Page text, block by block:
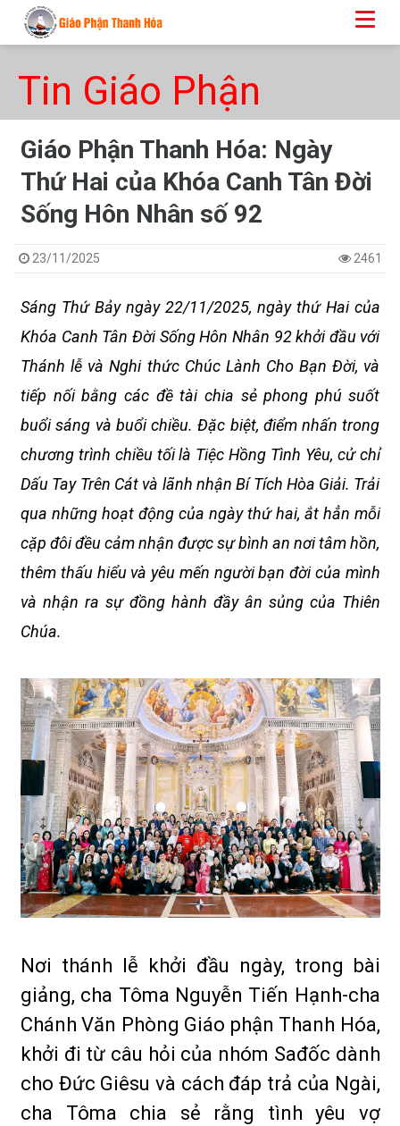
Tin Giáo Phận
Giáo Phận Thanh Hóa: Ngày
Thứ Hai của Khóa Canh Tân Đời
Sống Hôn Nhân số 92
23/11/2025 2461
Sáng Thứ Bảy ngày 22/11/2025, ngày thứ Hai của
Khóa Canh Tân Đời Sống Hôn Nhân 92 khởi đầu với
Thánh lễ và Nghi thức Chúc Lành Cho Bạn Đời, và
tiếp nối bằng các đề tài chia sẻ phong phú suốt
buổi sáng và buổi chiều. Đặc biệt, điểm nhấn trong
chương trình chiều tối là Tiệc Hồng Tình Yêu, cử chỉ
Dấu Tay Trên Cát và lãnh nhận Bí Tích Hòa Giải. Trải
qua những hoạt động của ngày thứ hai, ắt hẳn mỗi
cặp đôi đều cảm nhận được sự bình an nơi tâm hồn,
thêm thấu hiểu và yêu mến người bạn đời của mình
và nhận ra sự đồng hành đầy ân sủng của Thiên
Chúa.
Nơi thánh lễ khởi đầu ngày, trong bài
giảng, cha Tôma Nguyễn Tiến Hạnh-cha
Chánh Văn Phòng Giáo phận Thanh Hóa,
khởi đi từ câu hỏi của nhóm Sađốc dành
cho Đức Giêsu và cách đáp trả của Ngài,
cha Tôma chia sẻ rằng tình yêu vợ